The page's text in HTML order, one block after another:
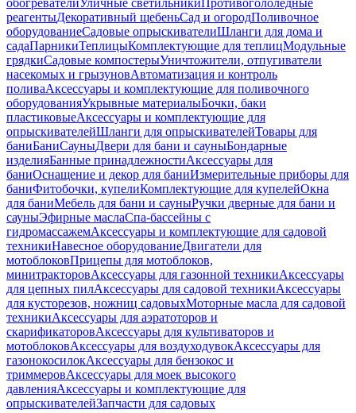
обогревателиУличные светильникиПротивогололедные
реагентыДекоративный щебеньСад и огородПоливочное
оборудованиеСадовые опрыскивателиШланги для дома и
садаПарникиТеплицыКомплектующие для теплицМодульные
грядкиСадовые компостерыУничтожители, отпугиватели
насекомых и грызуновАвтоматизация и контроль
поливаАксессуары и комплектующие для поливочного
оборудованияУкрывные материалыБочки, баки
пластиковыеАксессуары и комплектующие для
опрыскивателейШланги для опрыскивателейТовары для
баниБаниСауныДвери для бани и сауныБондарные
изделияБанные принадлежностиАксессуары для
баниОснащение и декор для баниИзмерительные приборы для
баниФитобочки, купелиКомплектующие для купелейОкна
для баниМебель для бани и сауныРучки дверные для бани и
сауныЭфирные маслаСпа-бассейны с
гидромассажемАксессуары и комплектующие для садовой
техникиНавесное оборудованиеДвигатели для
мотоблоковПрицепы для мотоблоков,
минитракторовАксессуары для газонной техникиАксессуары
для цепных пилАксессуары для садовой техникиАксессуары
для кусторезов, ножниц садовыхМоторные масла для садовой
техникиАксессуары для аэратоторов и
скарификаторовАксессуары для культиваторов и
мотоблоковАксессуары для воздуходувокАксессуары для
газонокосилокАксессуары для бензокос и
триммеровАксессуары для моек высокого
давленияАксессуары и комплектующие для
опрыскивателейЗапчасти для садовых